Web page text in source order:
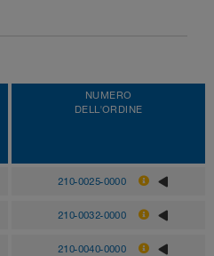
NUMERO
DELL'ORDINE
210-0025-0000
210-0032-0000
210-0040-0000